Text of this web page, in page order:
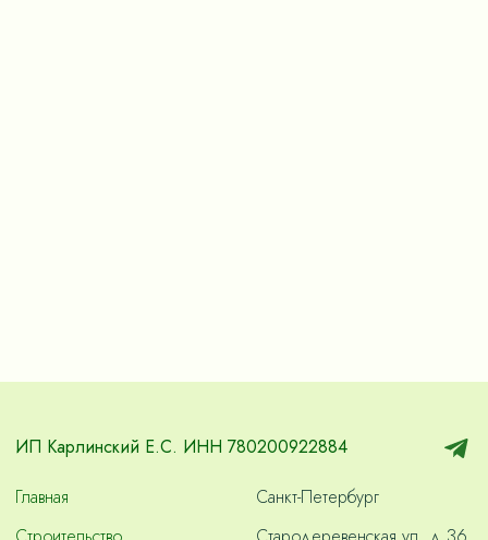
ИП Карлинский Е.С. ИНН 780200922884
Главная
Санкт-Петербург